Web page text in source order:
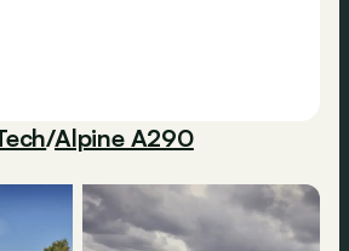
/Alpine A290